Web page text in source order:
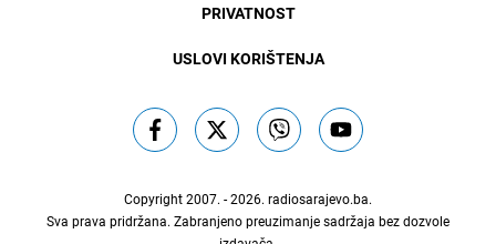
PRIVATNOST
USLOVI KORIŠTENJA
Copyright 2007. - 2026. radiosarajevo.ba.
Sva prava pridržana. Zabranjeno preuzimanje sadržaja bez dozvole